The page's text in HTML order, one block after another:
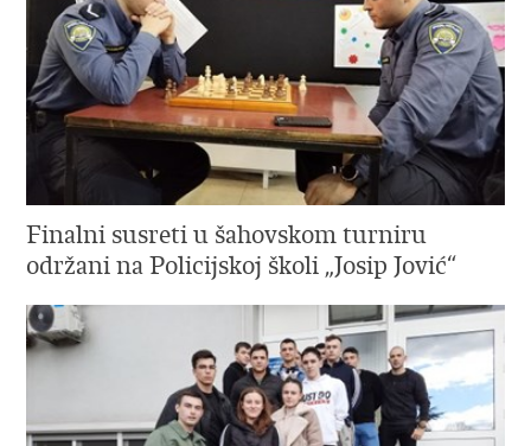
Finalni susreti u šahovskom turniru
održani na Policijskoj školi „Josip Jović“